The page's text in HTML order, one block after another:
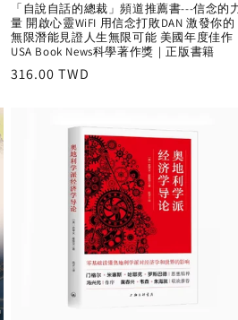
「自說自話的總裁」頻道推薦書---信念的
量 開啟心靈WiFI 用信念打敗DAN 激發你的
無限潛能見證人生無限可能 美國年度佳作
USA Book News科學著作獎｜正版書籍
Regular
316.00 TWD